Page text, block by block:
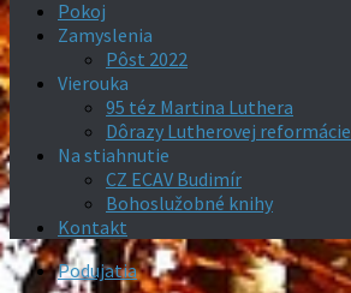
Pokoj
Zamyslenia
Pôst 2022
Vierouka
95 téz Martina Luthera
Dôrazy Lutherovej reformácie
Na stiahnutie
CZ ECAV Budimír
Bohoslužobné knihy
Kontakt
Podujatia